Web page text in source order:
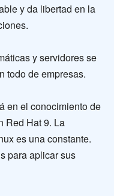
y da libertad en la
y servidores se
todo de empresas.
en el conocimiento de
Red Hat 9. La
es una constante.
para aplicar sus